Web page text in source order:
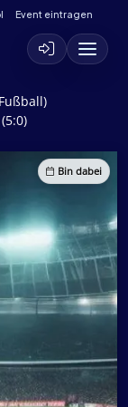
Event eintragen
Bin dabei